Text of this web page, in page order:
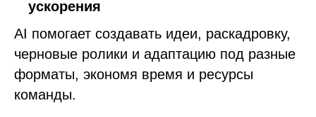
ускорения
AI помогает создавать идеи, раскадровку,
черновые ролики и адаптацию под разные
форматы, экономя время и ресурсы
команды.